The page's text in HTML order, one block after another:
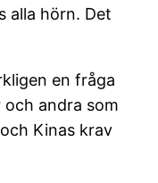
alla hörn. Det
en fråga
andra som
Kinas krav